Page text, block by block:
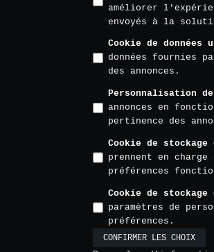
améliorer
envoyés à la
Cookie de
données
des annonces.
Personnalisation
annonces en
pertinence des
Cookie de
prennent en
préférences
Cookie de
paramètres de
préférences.
CONFIRMER LES CHOIX